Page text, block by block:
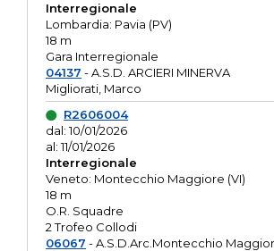
Interregionale
Lombardia: Pavia (PV)
18 m
Gara Interregionale
04137 - A.S.D. ARCIERI MINERVA
Migliorati, Marco
R2606004
dal: 10/01/2026
al: 11/01/2026
Interregionale
Veneto: Montecchio Maggiore (VI)
18 m
O.R. Squadre
2 Trofeo Collodi
06067 - A.S.D.Arc.Montecchio